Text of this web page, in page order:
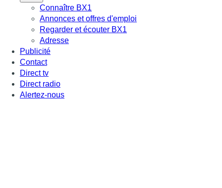
Connaître BX1
Annonces et offres d'emploi
Regarder et écouter BX1
Adresse
Publicité
Contact
Direct tv
Direct radio
Alertez-nous